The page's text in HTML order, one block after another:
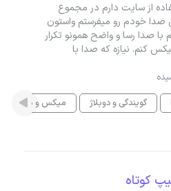
از سایت دارم در مجموع
من صدا خودم رو میفرستم واستون
با صدا رسا و واضح همونو تکرار
کنم. نیازه که صدا با
گویندگی و دوبلاژ میکس و مسترینگ
کوتاه